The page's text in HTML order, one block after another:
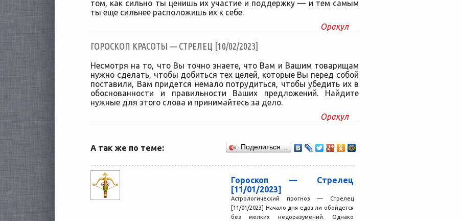
том, как сильно ты ценишь их участие и поддержку — и тем самым
ты еще сильнее расположишь их к себе.
Оракул
ГОРОСКОП КРАСОТЫ — СТРЕЛЕЦ [10/02/2023]
Несмотря на то, что Вы точно знаете, что Вам и Вашим товарищам
нужно сделать, чтобы добиться тех целей, которые Вы перед собой
поставили, Вам придется немало потрудиться, чтобы убедить их в
обоснованности и правильности Ваших предложений. Найдите
нужные для этого слова и принимайтесь за дело.
Оракул
А так же по теме: Поделиться…
Гороскоп — Стрелец
[11/01/2023]
Астрологический прогноз — Стрелец
[11/01/2023] Начало дня едва ли обойдется
без мелких недоразумений. Однако